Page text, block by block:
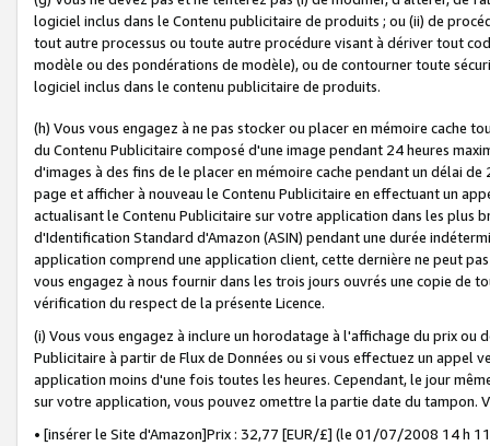
logiciel inclus dans le Contenu publicitaire de produits ; ou (ii) de
tout autre processus ou toute autre procédure visant à dériver tout
modèle ou des pondérations de modèle), ou de contourner toute
logiciel inclus dans le contenu publicitaire de produits.
(h) Vous vous engagez à ne pas stocker ou placer en mémoire cache
du Contenu Publicitaire composé d'une image pendant 24 heures
d'images à des fins de le placer en mémoire cache pendant un délai
page et afficher à nouveau le Contenu Publicitaire en effectuant un
actualisant le Contenu Publicitaire sur votre application dans les plus
d'Identification Standard d'Amazon (ASIN) pendant une durée
application comprend une application client, cette dernière ne peut
vous engagez à nous fournir dans les trois jours ouvrés une copie de
vérification du respect de la présente Licence.
(i) Vous vous engagez à inclure un horodatage à l'affichage du prix
Publicitaire à partir de Flux de Données ou si vous effectuez un appel
application moins d'une fois toutes les heures. Cependant, le jour
sur votre application, vous pouvez omettre la partie date du tampon.
• [insérer le Site d'Amazon]Prix : 32,77 [EUR/£] (le 01/07/2008 14 h